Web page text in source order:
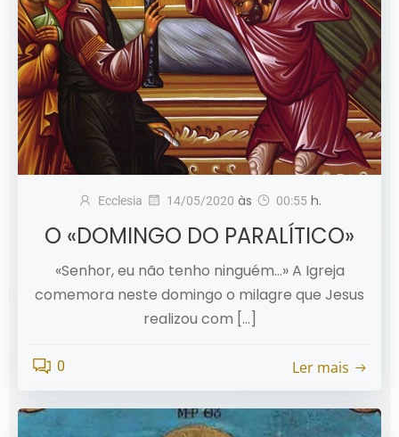
Ecclesia 14/05/2020 às 00:55 h.
O «DOMINGO DO PARALÍTICO»
«Senhor, eu não tenho ninguém…» A Igreja
comemora neste domingo o milagre que Jesus
realizou com […]
0 Ler mais